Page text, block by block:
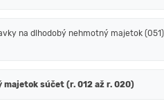
na dlhodobý nehmotný majetok (051)
majetok súčet (r. 012 až r. 020)